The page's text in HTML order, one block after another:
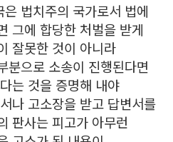
법치주의 국가로서 법에
그에 합당한 처벌을 받게
잘못한 것이 아니라
분으로 소송이 진행된다면
는 것을 증명해 내야
나 고소장을 받고 답변서를
판사는 피고가 아무런